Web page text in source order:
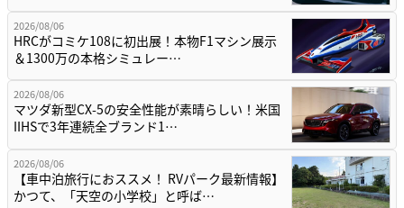
2026/08/06
HRCがコミケ108に初出展！本物F1マシン展示
＆1300万の本格シミュレー…
2026/08/06
マツダ新型CX-5の安全性能が素晴らしい！米国
IIHSで3年連続全ブランド1…
2026/08/06
【車中泊旅行におススメ！ RVパーク最新情報】
かつて、「天空の小学校」と呼ば…